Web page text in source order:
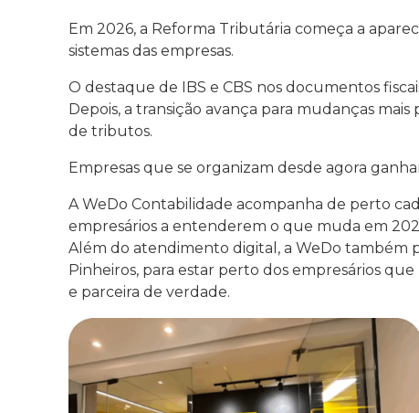
Em 2026, a Reforma Tributária começa a
sistemas das empresas.
O destaque de IBS e CBS nos documentos
Depois, a transição avança para mudanças
de tributos.
Empresas que se organizam desde agora
A WeDo Contabilidade acompanha de perto
empresários a entenderem o que muda em
Além do atendimento digital, a WeDo também
Pinheiros, para estar perto dos empresários
e parceira de verdade.